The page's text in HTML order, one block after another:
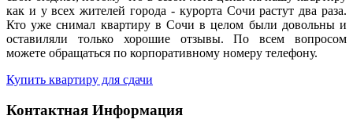
как и у всех жителей города - курорта Сочи растут два раза.
Кто уже снимал квартиру в Сочи в целом были довольны и
оставиляли только хорошие отзывы. По всем вопросом
можете обращаться по корпоративному номеру телефону.
Купить квартиру для сдачи
Контактная Информация